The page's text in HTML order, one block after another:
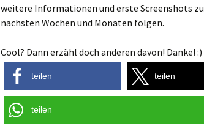
weitere Informationen und erste Screenshots zu
nächsten Wochen und Monaten folgen.
Cool? Dann erzähl doch anderen davon! Danke! :)
teilen teilen
teilen